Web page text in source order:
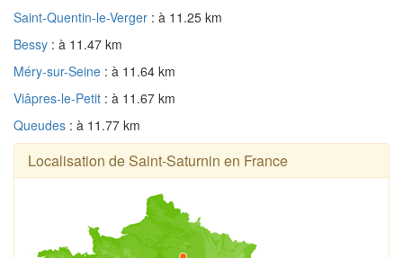
Saint-Quentin-le-Verger : à 11.25 km
Bessy : à 11.47 km
Méry-sur-Seine : à 11.64 km
Viâpres-le-Petit : à 11.67 km
Queudes : à 11.77 km
Localisation de Saint-Saturnin en France